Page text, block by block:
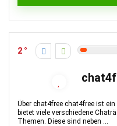
2
Über chat4free chat4free ist
bietet viele verschiedene
Themen. Diese sind neben ...